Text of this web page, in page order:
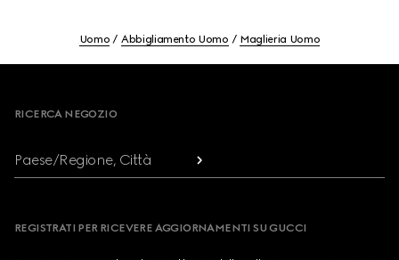
Uomo Abbigliamento Uomo Maglieria Uomo
RICERCA NEGOZIO
Paese/Regione, Città
REGISTRATI PER RICEVERE AGGIORNAMENTI SU GUCCI